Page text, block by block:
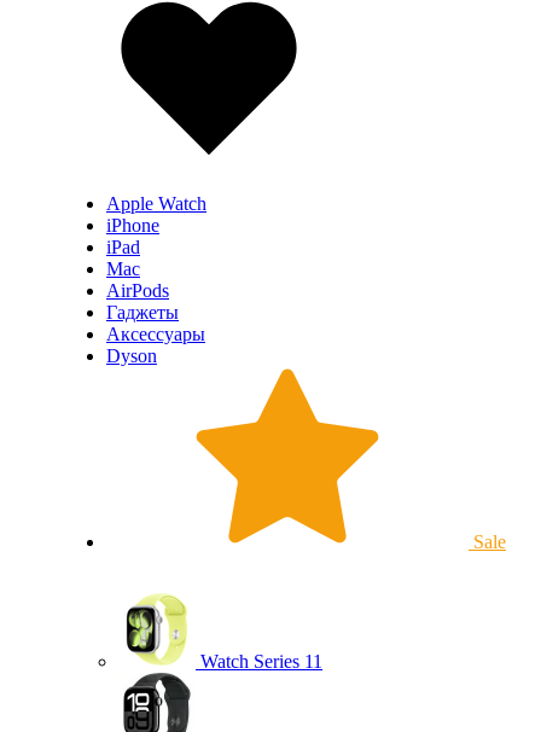
Apple Watch
iPhone
iPad
Mac
AirPods
Гаджеты
Аксессуары
Dyson
Sale
Watch Series 11